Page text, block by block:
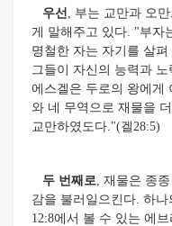
우선, 부는 교만과 오
게 말해주고 있다. "부자
명철한 자는 자기를 살
그들이 자신의 능력과
에스겔은 두로의 왕에게
와 네 무역으로 재물을
교만하였도다."(겔28:5)
두 번째로, 재물은 종
감을 불러일으킨다. 하
12:8에서 볼 수 있는 에